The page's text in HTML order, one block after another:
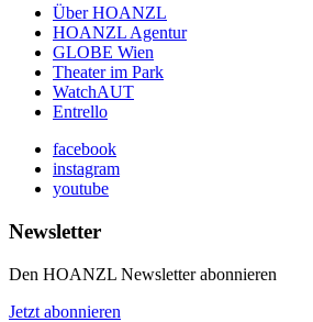
Über HOANZL
HOANZL Agentur
GLOBE Wien
Theater im Park
WatchAUT
Entrello
facebook
instagram
youtube
Newsletter
Den HOANZL Newsletter abonnieren
Jetzt abonnieren